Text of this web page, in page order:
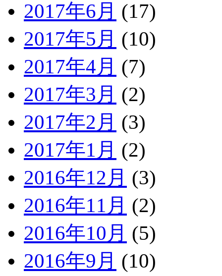
2017年6月 (17)
2017年5月 (10)
2017年4月 (7)
2017年3月 (2)
2017年2月 (3)
2017年1月 (2)
2016年12月 (3)
2016年11月 (2)
2016年10月 (5)
2016年9月 (10)